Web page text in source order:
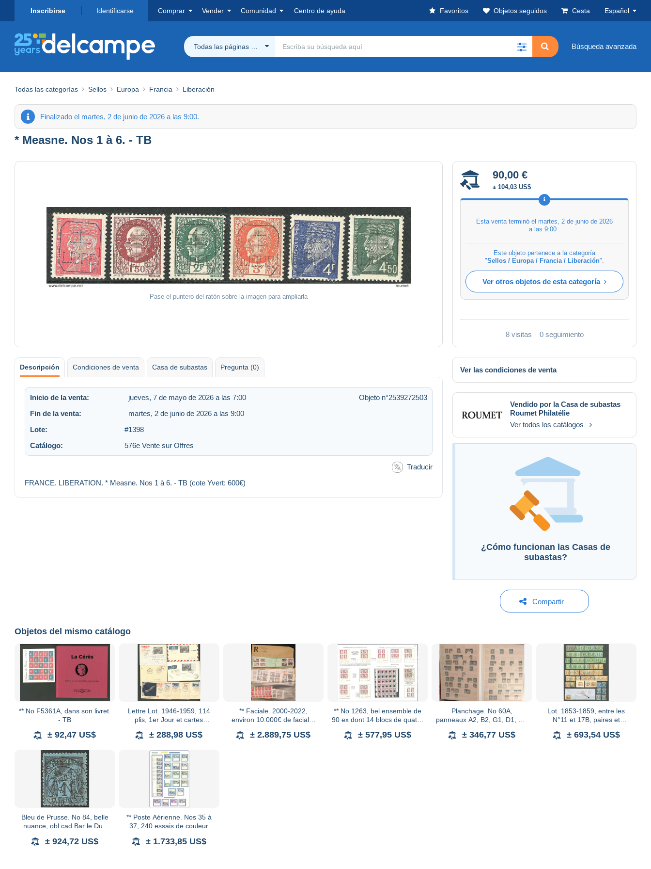
Inscribirse Identificarse Comprar Vender Comunidad Centro de ayuda Favoritos Objetos seguidos Cesta Español
Todas las páginas Delcampe Búsqueda avanzada
Todas las categorías Sellos Europa Francia Liberación
Finalizado el martes, 2 de junio de 2026 a las 9:00.
* Measne. Nos 1 à 6. - TB
Pase el puntero del ratón sobre la imagen para ampliarla
90,00 €
± 104,03 US$
Esta venta terminó el martes, 2 de junio de 2026
a las 9:00.
Este objeto pertenece a la categoría
"Sellos / Europa / Francia / Liberación".
Ver otros objetos de esta categoría
8 visitas 0 seguimiento
Descripción Condiciones de venta Casa de subastas Pregunta (0)
Inicio de la venta: jueves, 7 de mayo de 2026 a las 7:00
Objeto n°2539272503
Fin de la venta:
martes, 2 de junio de 2026 a las 9:00
Lote:
#1398
Catálogo:
576e Vente sur Offres
Traducir
FRANCE. LIBERATION. * Measne. Nos 1 à 6. - TB (cote Yvert: 600€)
Ver las condiciones de venta
Vendido por la Casa de subastas
Roumet Philatélie
Ver todos los catálogos
¿Cómo funcionan las Casas de
subastas?
Compartir
Objetos del mismo catálogo
** No F5361A, dans son livret.
- TB
± 92,47 US$
Lettre Lot. 1946-1959, 114
plis, 1er Jour et cartes
TB
± 288,98 US$
** Faciale. 2000-2022,
environ 10.000€ de faciale,
et verts, + divers France semi
± 2.889,75 US$
** No 1263, bel ensemble de
90 ex dont 14 blocs de quatre
dernier jour 6.1.65) et bloc de
± 577,95 US$
Planchage. No 60A,
panneaux A2, B2, G1, D1, G3
dont doubles, multiples et
± 346,77 US$
Lot. 1853-1859, entre les
N°11 et 17B, paires et
diverses dont étoiles de
± 693,54 US$
Bleu de Prusse. No 84, belle
nuance, obl cad Bar le Duc
d'angle mais TB. - R
± 924,72 US$
** Poste Aérienne. Nos 35 à
37, 240 essais de couleur
bandes, superbe et RR
± 1.733,85 US$